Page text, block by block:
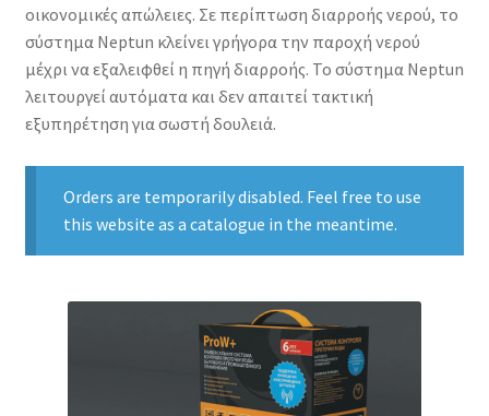
Contact Us
οικονομικές απώλειες. Σε περίπτωση διαρροής νερού, το
σύστημα Neptun κλείνει γρήγορα την παροχή νερού
μέχρι να εξαλειφθεί η πηγή διαρροής. Το σύστημα Neptun
λειτουργεί αυτόματα και δεν απαιτεί τακτική
εξυπηρέτηση για σωστή δουλειά.
Orders are temporarily disabled. Feel free to use
this website as a catalogue in the meantime.